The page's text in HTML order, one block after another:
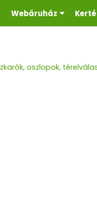
Webáruház
oszlopok,